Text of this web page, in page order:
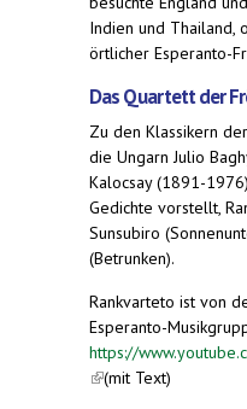
Indien und Thailand,
örtlicher Esperanto-
Das Quartett der
Zu den Klassikern
die Ungarn Julio
Kalocsay (1891-
Gedichte vorstellt,
Sunsubiro
(Betrunken).
Rankvarteto ist von
Esperanto-
https://
(link is external)
(mit Text)